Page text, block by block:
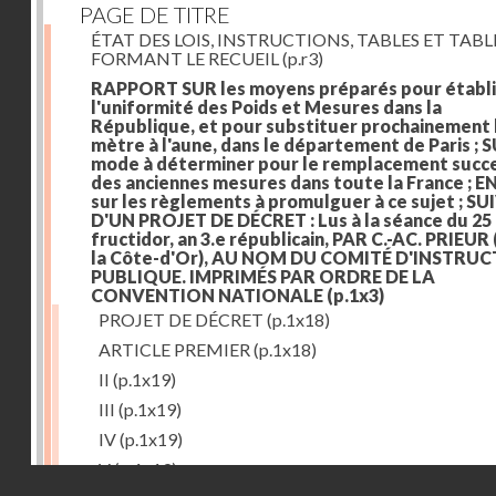
PAGE DE TITRE
ÉTAT DES LOIS, INSTRUCTIONS, TABLES ET
FORMANT LE RECUEIL (p.r3)
RAPPORT SUR les moyens préparés pour
l'uniformité des Poids et Mesures dans la
République, et pour substituer prochainement
mètre à l'aune, dans le département de Paris ;
mode à déterminer pour le remplacement
des anciennes mesures dans toute la France ;
sur les règlements à promulguer à ce sujet ;
D'UN PROJET DE DÉCRET : Lus à la séance du 25
fructidor, an 3.e républicain, PAR C.-AC. PRIEUR
la Côte-d'Or), AU NOM DU COMITÉ
PUBLIQUE. IMPRIMÉS PAR ORDRE DE LA
CONVENTION NATIONALE (p.1x3)
PROJET DE DÉCRET (p.1x18)
ARTICLE PREMIER (p.1x18)
II (p.1x19)
III (p.1x19)
IV(p.1x19)
V(p.1x19)